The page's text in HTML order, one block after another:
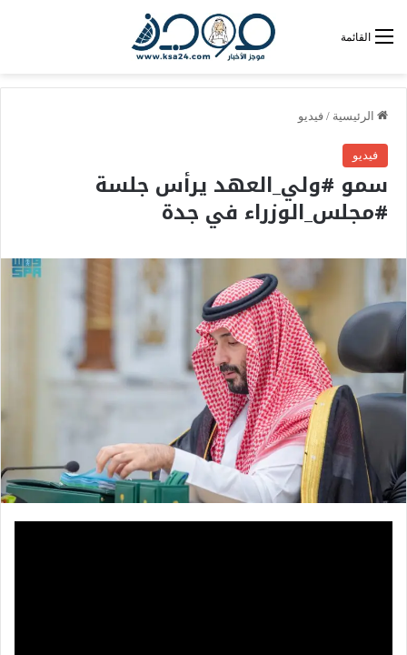
القائمة
الرئيسية / فيديو
فيديو
سمو #ولي_العهد يرأس جلسة
#مجلس_الوزراء في جدة